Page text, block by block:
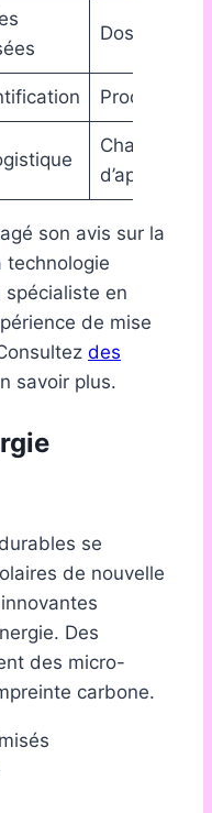
Dossiers
Produits de
Chaînes
son avis sur la
technologie
en
de mise
des
savoir plus.
se
de nouvelle
Des
des micro-
carbone.